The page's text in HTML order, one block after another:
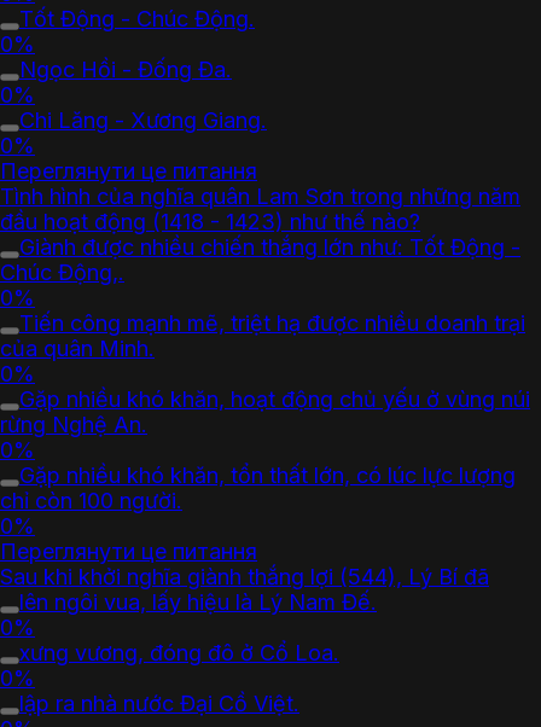
Tốt Động - Chúc Động.
0%
Ngọc Hồi - Đống Đa.
0%
Chi Lăng - Xương Giang.
0%
Переглянути це питання
Tình hình của nghĩa quân Lam Sơn trong những năm
đầu hoạt động (1418 - 1423) như thế nào?
Giành được nhiều chiến thắng lớn như: Tốt Động -
Chúc Động,.
0%
Tiến công mạnh mẽ, triệt hạ được nhiều doanh trại
của quân Minh.
0%
Gặp nhiều khó khăn, hoạt động chủ yếu ở vùng núi
rừng Nghệ An.
0%
Gặp nhiều khó khăn, tổn thất lớn, có lúc lực lượng
chỉ còn 100 người.
0%
Переглянути це питання
Sau khi khởi nghĩa giành thắng lợi (544), Lý Bí đã
lên ngôi vua, lấy hiệu là Lý Nam Đế.
0%
xưng vương, đóng đô ở Cổ Loa.
0%
lập ra nhà nước Đại Cồ Việt.